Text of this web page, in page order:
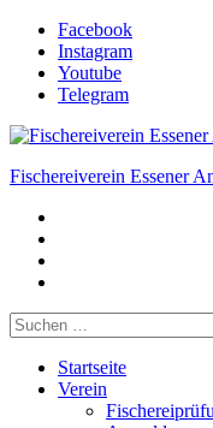
Zum
Inhalt
springen
Facebook
Instagram
Youtube
Telegram
Fischereiverein Essener
Der Angelverein in Essen.
Suche
nach:
Startseite
Verein